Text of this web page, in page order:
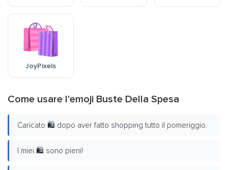
JoyPixels
Come usare l'emoji Buste Della Spesa
Caricato 🛍️ dopo aver fatto shopping tutto il pomeriggio.
I miei 🛍️ sono pieni!